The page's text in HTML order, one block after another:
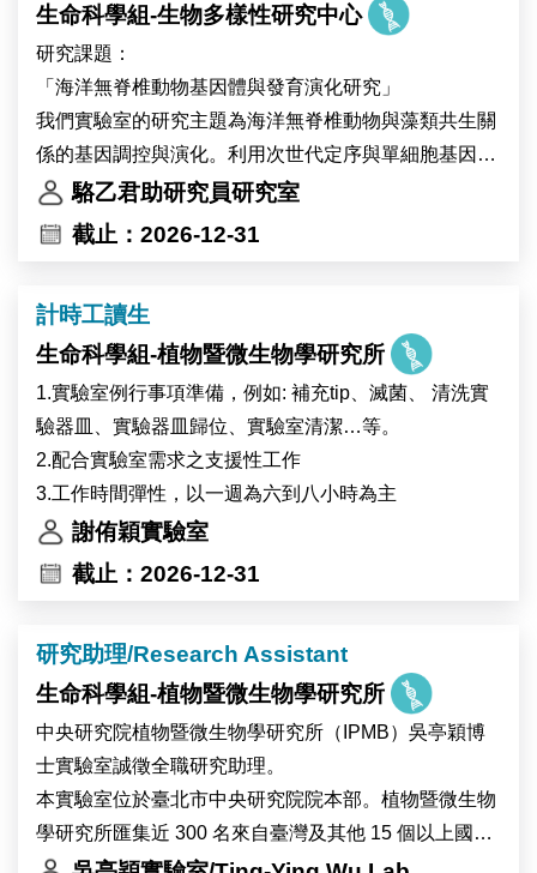
生命科學組-生物多樣性研究中心
研究課題：
「海洋無脊椎動物基因體與發育演化研究」
我們實驗室的研究主題為海洋無脊椎動物與藻類共生關
係的基因調控與演化。利用次世代定序與單細胞基因體
技術，我們建立珊瑚與無腔蟲作為共生的模式系統並與
其他共生生物做演化發育生物學的比較研究，藉此探索
工作內容：
(1) 海洋無脊椎動物與藻類的採集和培養
(2) 分子生物學與生物化學操作
(3) 基因體學生物資訊分析
(4) 科學文獻研讀與研究成果彙整
(5) 實驗室管理與其他交辦事項
駱乙君助研究員研究室
截止：2026-12-31
計時工讀生
生命科學組-植物暨微生物學研究所
1.實驗室例行事項準備，例如: 補充tip、滅菌、 清洗實
驗器皿、實驗器皿歸位、實驗室清潔…等。
2.配合實驗室需求之支援性工作
3.工作時間彈性，以一週為六到八小時為主
謝侑穎實驗室
截止：2026-12-31
研究助理/Research Assistant
生命科學組-植物暨微生物學研究所
中央研究院植物暨微生物學研究所（IPMB）吳亭穎博
士實驗室誠徵全職研究助理。
本實驗室位於臺北市中央研究院院本部。植物暨微生物
學研究所匯集近 300 名來自臺灣及其他 15 個以上國家
的研究人員與工作人員，並設有細胞生物學、顯微影